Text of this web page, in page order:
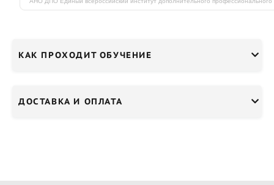
КАК ПРОХОДИТ ОБУЧЕНИЕ
ДОСТАВКА И ОПЛАТА